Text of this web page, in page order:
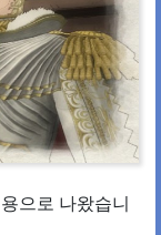
으로 나왔습니